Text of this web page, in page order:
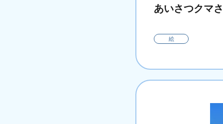
あいさつクマ
絵